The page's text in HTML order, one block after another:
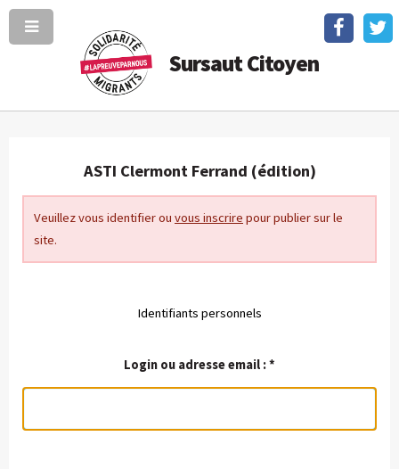
Sursaut Citoyen
ASTI Clermont Ferrand (édition)
Veuillez vous identifier ou vous inscrire pour publier sur le
site.
Identifiants personnels
Login ou adresse email :*